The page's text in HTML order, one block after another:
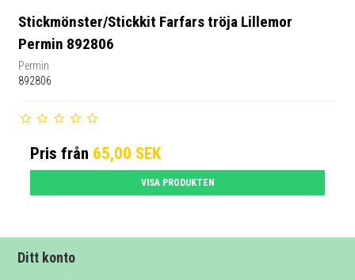
Stickmönster/Stickkit Farfars tröja Lillemor
Permin 892806
Permin
892806
Pris från 65,00 SEK
VISA PRODUKTEN
Ditt konto